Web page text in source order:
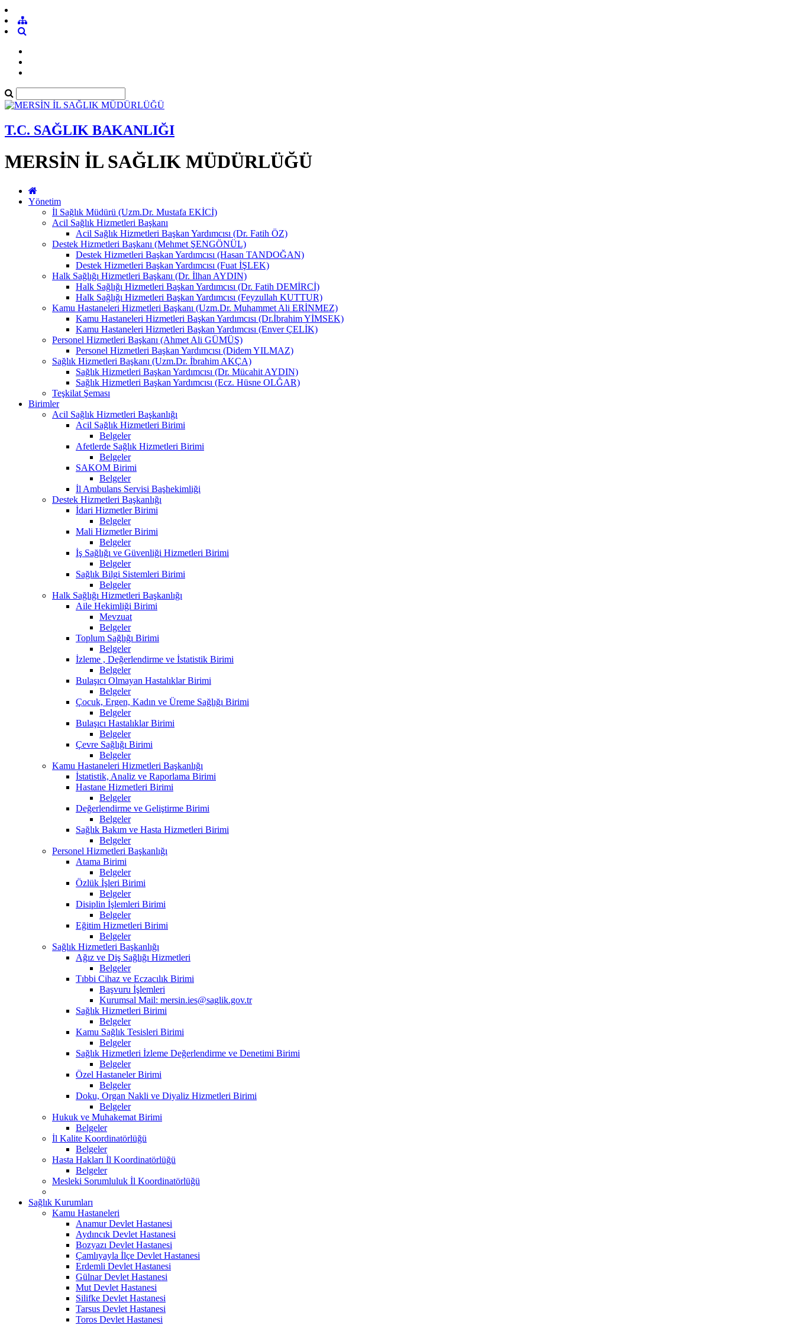
T.C. SAĞLIK BAKANLIĞI
MERSİN İL SAĞLIK MÜDÜRLÜĞÜ
Yönetim
İl Sağlık Müdürü (Uzm.Dr. Mustafa EKİCİ)
Acil Sağlık Hizmetleri Başkanı
Acil Sağlık Hizmetleri Başkan Yardımcısı (Dr. Fatih ÖZ)
Destek Hizmetleri Başkanı (Mehmet ŞENGÖNÜL)
Destek Hizmetleri Başkan Yardımcısı (Hasan TANDOĞAN)
Destek Hizmetleri Başkan Yardımcısı (Fuat İŞLEK)
Halk Sağlığı Hizmetleri Başkanı (Dr. İlhan AYDIN)
Halk Sağlığı Hizmetleri Başkan Yardımcısı (Dr. Fatih DEMİRCİ)
Halk Sağlığı Hizmetleri Başkan Yardımcısı (Feyzullah KUTTUR)
Kamu Hastaneleri Hizmetleri Başkanı (Uzm.Dr. Muhammet Ali ERİNMEZ)
Kamu Hastaneleri Hizmetleri Başkan Yardımcısı (Dr.İbrahim YİMSEK)
Kamu Hastaneleri Hizmetleri Başkan Yardımcısı (Enver ÇELİK)
Personel Hizmetleri Başkanı (Ahmet Ali GÜMÜŞ)
Personel Hizmetleri Başkan Yardımcısı (Didem YILMAZ)
Sağlık Hizmetleri Başkanı (Uzm.Dr. İbrahim AKÇA)
Sağlık Hizmetleri Başkan Yardımcısı (Dr. Mücahit AYDIN)
Sağlık Hizmetleri Başkan Yardımcısı (Ecz. Hüsne OLĞAR)
Teşkilat Şeması
Birimler
Acil Sağlık Hizmetleri Başkanlığı
Acil Sağlık Hizmetleri Birimi
Belgeler
Afetlerde Sağlık Hizmetleri Birimi
Belgeler
SAKOM Birimi
Belgeler
İl Ambulans Servisi Başhekimliği
Destek Hizmetleri Başkanlığı
İdari Hizmetler Birimi
Belgeler
Mali Hizmetler Birimi
Belgeler
İş Sağlığı ve Güvenliği Hizmetleri Birimi
Belgeler
Sağlık Bilgi Sistemleri Birimi
Belgeler
Halk Sağlığı Hizmetleri Başkanlığı
Aile Hekimliği Birimi
Mevzuat
Belgeler
Toplum Sağlığı Birimi
Belgeler
İzleme , Değerlendirme ve İstatistik Birimi
Belgeler
Bulaşıcı Olmayan Hastalıklar Birimi
Belgeler
Çocuk, Ergen, Kadın ve Üreme Sağlığı Birimi
Belgeler
Bulaşıcı Hastalıklar Birimi
Belgeler
Çevre Sağlığı Birimi
Belgeler
Kamu Hastaneleri Hizmetleri Başkanlığı
İstatistik, Analiz ve Raporlama Birimi
Hastane Hizmetleri Birimi
Belgeler
Değerlendirme ve Geliştirme Birimi
Belgeler
Sağlık Bakım ve Hasta Hizmetleri Birimi
Belgeler
Personel Hizmetleri Başkanlığı
Atama Birimi
Belgeler
Özlük İşleri Birimi
Belgeler
Disiplin İşlemleri Birimi
Belgeler
Eğitim Hizmetleri Birimi
Belgeler
Sağlık Hizmetleri Başkanlığı
Ağız ve Diş Sağlığı Hizmetleri
Belgeler
Tıbbi Cihaz ve Eczacılık Birimi
Başvuru İşlemleri
Kurumsal Mail: mersin.ies@saglik.gov.tr
Sağlık Hizmetleri Birimi
Belgeler
Kamu Sağlık Tesisleri Birimi
Belgeler
Sağlık Hizmetleri İzleme Değerlendirme ve Denetimi Birimi
Belgeler
Özel Hastaneler Birimi
Belgeler
Doku, Organ Nakli ve Diyaliz Hizmetleri Birimi
Belgeler
Hukuk ve Muhakemat Birimi
Belgeler
İl Kalite Koordinatörlüğü
Belgeler
Hasta Hakları İl Koordinatörlüğü
Belgeler
Mesleki Sorumluluk İl Koordinatörlüğü
Sağlık Kurumları
Kamu Hastaneleri
Anamur Devlet Hastanesi
Aydıncık Devlet Hastanesi
Bozyazı Devlet Hastanesi
Çamlıyayla İlçe Devlet Hastanesi
Erdemli Devlet Hastanesi
Gülnar Devlet Hastanesi
Mut Devlet Hastanesi
Silifke Devlet Hastanesi
Tarsus Devlet Hastanesi
Toros Devlet Hastanesi